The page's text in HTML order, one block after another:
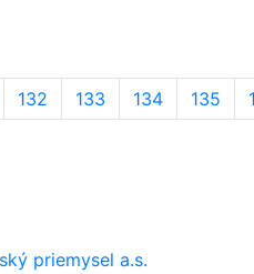
132 133 134 135